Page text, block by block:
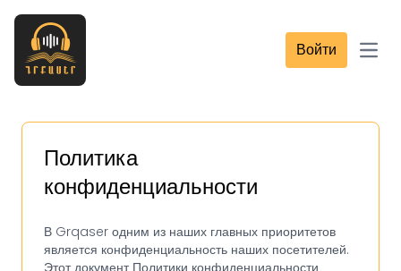
Войти
Политика
конфиденциальности
В Grqaser одним из наших главных приоритетов
является конфиденциальность наших посетителей.
Этот документ Политики конфиденциальности